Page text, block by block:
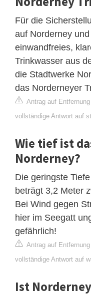
Für die
auf Norderney
einwandfreies,
Trinkwasser aus
die Stadtwerke
das Norderneyer
Antrag auf
vollständige Antwort auf
Wie tief ist
Norderney?
Die geringste
beträgt 3,2 Meter
Bei Wind gegen
hier im Seegatt
gefährlich!
Antrag auf
vollständige Antwort auf
Ist